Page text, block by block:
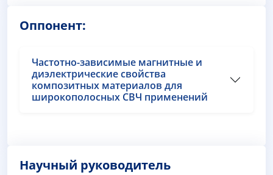
Оппонент:
Частотно-зависимые магнитные и
диэлектрические свойства
композитных материалов для
широкополосных СВЧ применений
Научный руководитель